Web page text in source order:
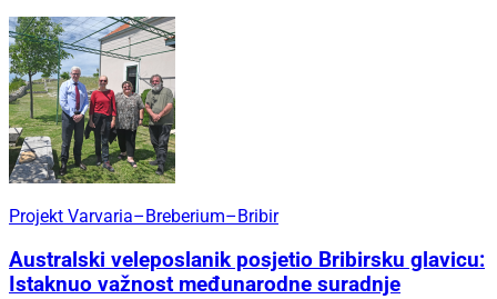
Projekt Varvaria–Breberium–Bribir
Australski veleposlanik posjetio Bribirsku glavicu:
Istaknuo važnost međunarodne suradnje